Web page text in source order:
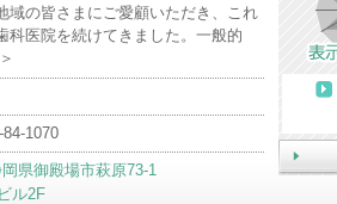
域の皆さまにご愛顧いただき、これ
科医院を続けてきました。一般的
＞
84-1070
県御殿場市萩原73-1
ル2F